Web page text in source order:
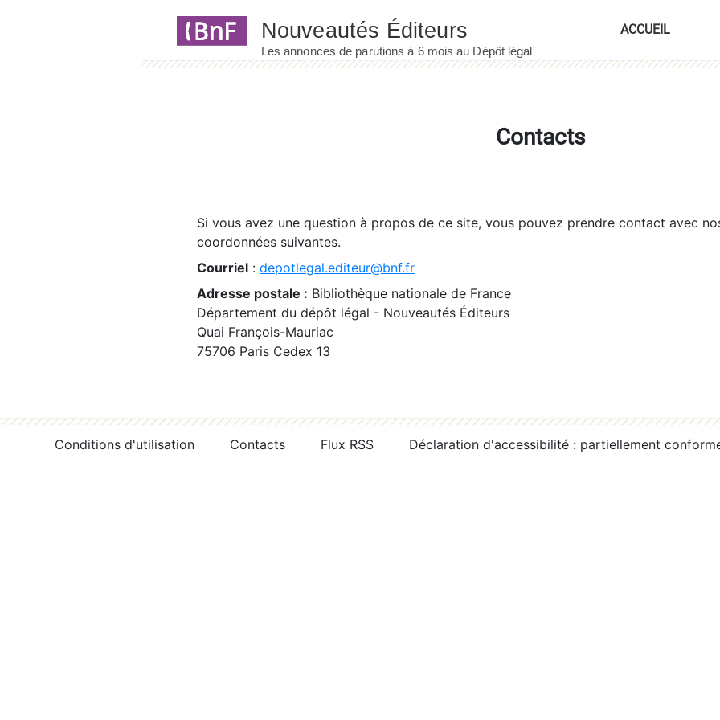
ACCUEIL
Contacts
Si vous avez une question à propos de ce site, vous pouvez prendre contact avec
coordonnées suivantes.
Courriel : depotlegal.editeur@bnf.fr
Adresse postale : Bibliothèque nationale de France
Département du dépôt légal - Nouveautés Éditeurs
Quai François-Mauriac
75706 Paris Cedex 13
Conditions d'utilisation Contacts Flux RSS Déclaration d'accessibilité : partiellement